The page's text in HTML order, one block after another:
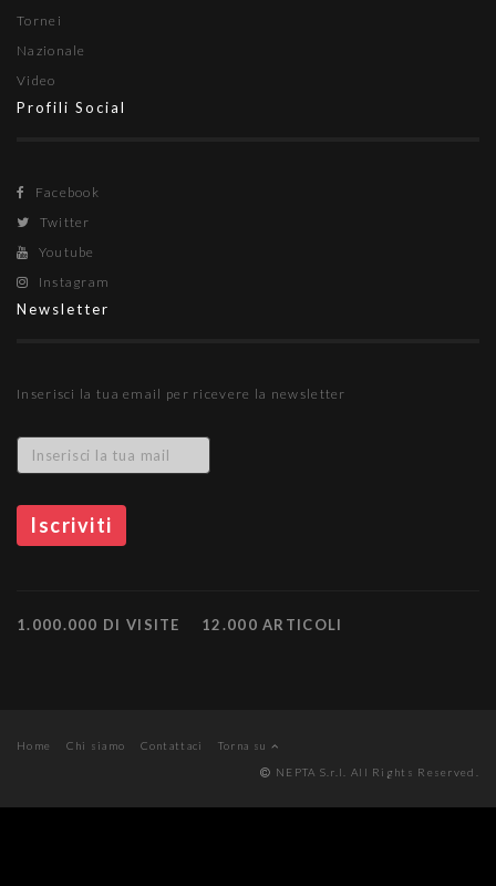
Tornei
Nazionale
Video
Profili Social
Facebook
Twitter
Youtube
Instagram
Newsletter
Inserisci la tua email per ricevere la newsletter
1.000.000 DI VISITE 12.000 ARTICOLI
Home Chi siamo Contattaci
Torna su
NEPTA S.r.l. All Rights Reserved.